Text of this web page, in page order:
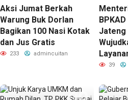
Aksi Jumat Berkah
Warung Buk Dorlan
Bagikan 100 Nasi Kotak
dan Jus Gratis
233 admincuitan
39